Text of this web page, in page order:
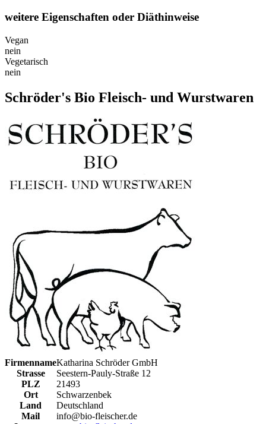
weitere Eigenschaften oder Diäthinweise
Vegan
nein
Vegetarisch
nein
Schröder's Bio Fleisch- und Wurstwaren
FirmennameKatharina Schröder GmbH
Strasse
Seestern-Pauly-Straße 12
PLZ
21493
Ort
Schwarzenbek
Land
Deutschland
Mail
info@bio-fleischer.de